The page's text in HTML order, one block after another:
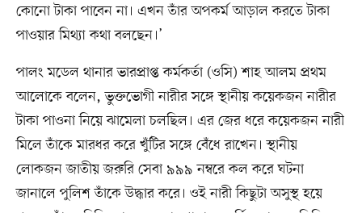
কোনো টাকা পাবেন না। এখন তাঁর অপকর্ম আড়াল করতে টাকা
পাওয়ার মিথ্যা কথা বলছেন।’
পালং মডেল থানার ভারপ্রাপ্ত কর্মকর্তা (ওসি) শাহ আলম প্রথম
আলোকে বলেন, ভুক্তভোগী নারীর সঙ্গে স্থানীয় কয়েকজন নারীর
টাকা পাওনা নিয়ে ঝামেলা চলছিল। এর জের ধরে কয়েকজন নারী
মিলে তাঁকে মারধর করে খুঁটির সঙ্গে বেঁধে রাখেন। স্থানীয়
লোকজন জাতীয় জরুরি সেবা ৯৯৯ নম্বরে কল করে ঘটনা
জানালে পুলিশ তাঁকে উদ্ধার করে। ওই নারী কিছুটা অসুস্থ হয়ে